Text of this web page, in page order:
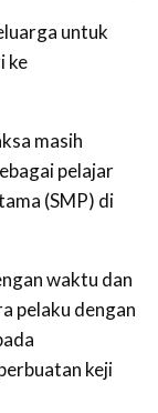
untuk
ke
masih
pelajar
(SMP) di
waktu dan
pelaku dengan
keji